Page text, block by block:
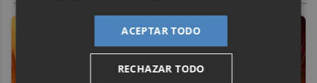
ACEPTAR TODO
RECHAZAR TODO